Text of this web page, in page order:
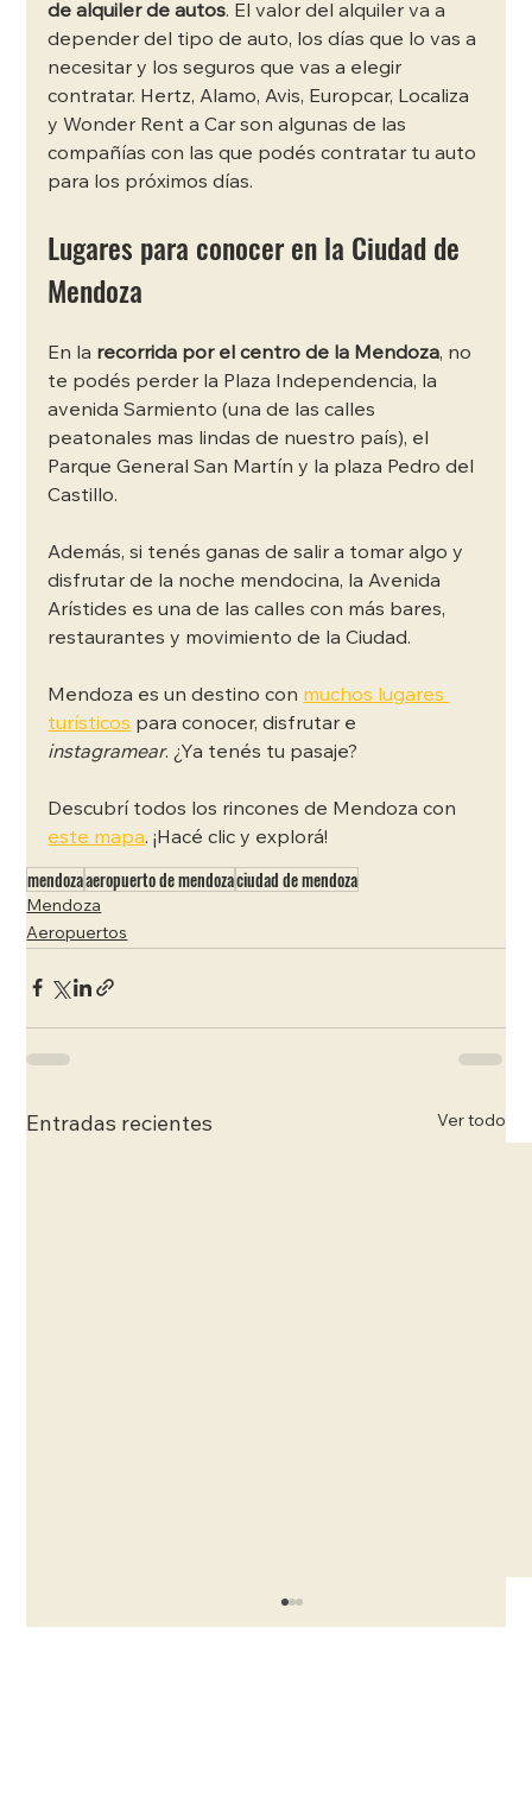
de alquiler de autos. El valor del alquiler va a
depender del tipo de auto, los días que lo vas a
necesitar y los seguros que vas a elegir
contratar. Hertz, Alamo, Avis, Europcar, Localiza
y Wonder Rent a Car son algunas de las
compañías con las que podés contratar tu auto
para los próximos días.
Lugares para conocer en la Ciudad de
Mendoza
En la recorrida por el centro de la Mendoza, no
te podés perder la Plaza Independencia, la
avenida Sarmiento (una de las calles
peatonales mas lindas de nuestro país), el
Parque General San Martín y la plaza Pedro del
Castillo.
Además, si tenés ganas de salir a tomar algo y
disfrutar de la noche mendocina, la Avenida
Arístides es una de las calles con más bares,
restaurantes y movimiento de la Ciudad.
Mendoza es un destino con muchos lugares
turísticos para conocer, disfrutar e
instagramear. ¿Ya tenés tu pasaje?
Descubrí todos los rincones de Mendoza con
este mapa. ¡Hacé clic y explorá!
mendozaaeropuerto de mendozaciudad de mendoza
Mendoza
Aeropuertos
Entradas recientes Ver todo